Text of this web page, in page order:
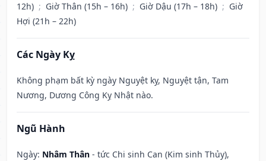
12h) ; Giờ Thân (15h – 16h) ; Giờ Dậu (17h – 18h) ; Giờ
Hợi (21h – 22h)
Các Ngày Kỵ
Không phạm bất kỳ ngày Nguyệt kỵ, Nguyệt tận, Tam
Nương, Dương Công Kỵ Nhật nào.
Ngũ Hành
Ngày: Nhâm Thân - tức Chi sinh Can (Kim sinh Thủy),